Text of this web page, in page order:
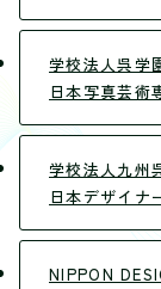
学校法人呉学
日本写真芸術
学校法人九州
日本デザイナ
NIPPON